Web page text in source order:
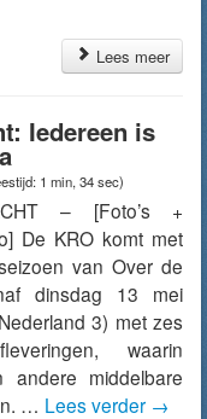
Lees meer
Iedereen is
1 min, 34 sec)
– [Foto’s +
De KRO komt met
van Over de
dinsdag 13 mei
3) met zes
waarin
andere middelbare
… Lees verder →